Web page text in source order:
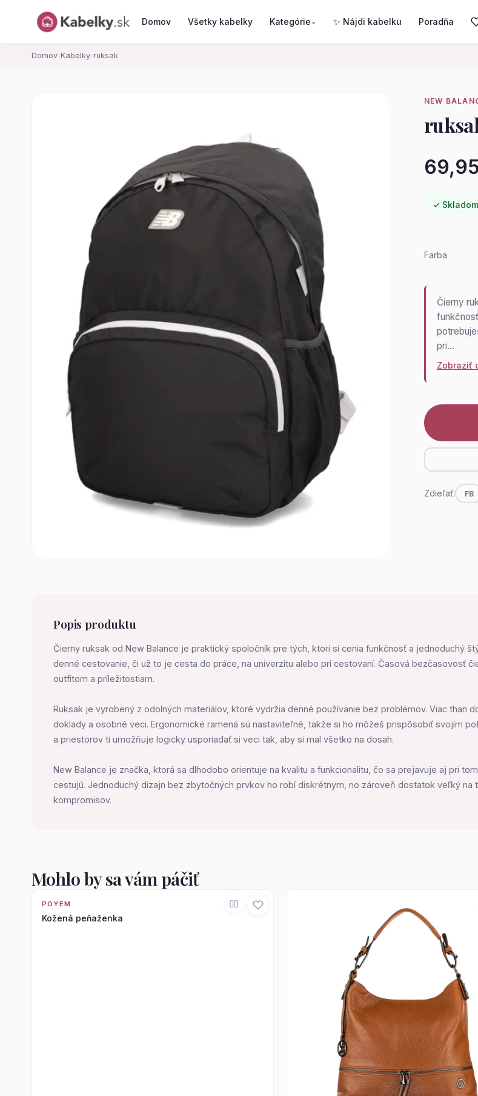
Domov Všetky kabelky Kategórie ⌄ ✨ Nájdi kabelku Poradňa
Domov› Kabelky› ruksak
NEW
✓ Skladom
Farba
Čierny
pri…
Zobraziť
Zdieľať: FB
Popis produktu
Čierny ruksak od New Balance je praktický spoločník pre tých, ktorí si cenia funkčnosť a jednoduchý
denné cestovanie, či už to je cesta do práce, na univerzitu alebo pri cestovaní. Časová bezčasovosť
outfitom a príležitostiam.
Ruksak je vyrobený z odolných materiálov, ktoré vydržia denné používanie bez problémov. Viac than
doklady a osobné veci. Ergonomické ramená sú nastaviteľné, takže si ho môžeš prispôsobiť svojím
a priestorov ti umožňuje logicky usporiadať si veci tak, aby si mal všetko na dosah.
New Balance je značka, ktorá sa dlhodobo orientuje na kvalitu a funkcionalitu, čo sa prejavuje aj pri
cestujú. Jednoduchý dizajn bez zbytočných prvkov ho robí diskrétnym, no zároveň dostatok veľký na
kompromisov.
Mohlo by sa vám páčiť
POYEM
Kožená peňaženka